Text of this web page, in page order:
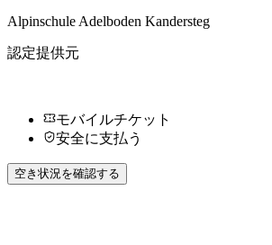
Alpinschule Adelboden Kandersteg
認定提供元
モバイルチケット
安全に支払う
空き状況を確認する